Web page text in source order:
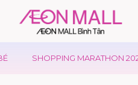
SHOPPING MARATHON